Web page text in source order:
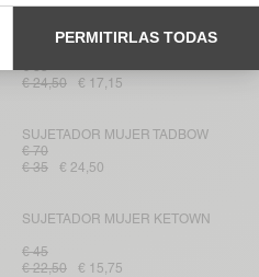
BRAGAS MUJER
€ 35
€ 24,50
€ 17,15
SUJETADOR MUJER TADBOW
€ 70
€ 35
€ 24,50
SUJETADOR MUJER KETOWN
€ 45
€ 22,50
€ 15,75